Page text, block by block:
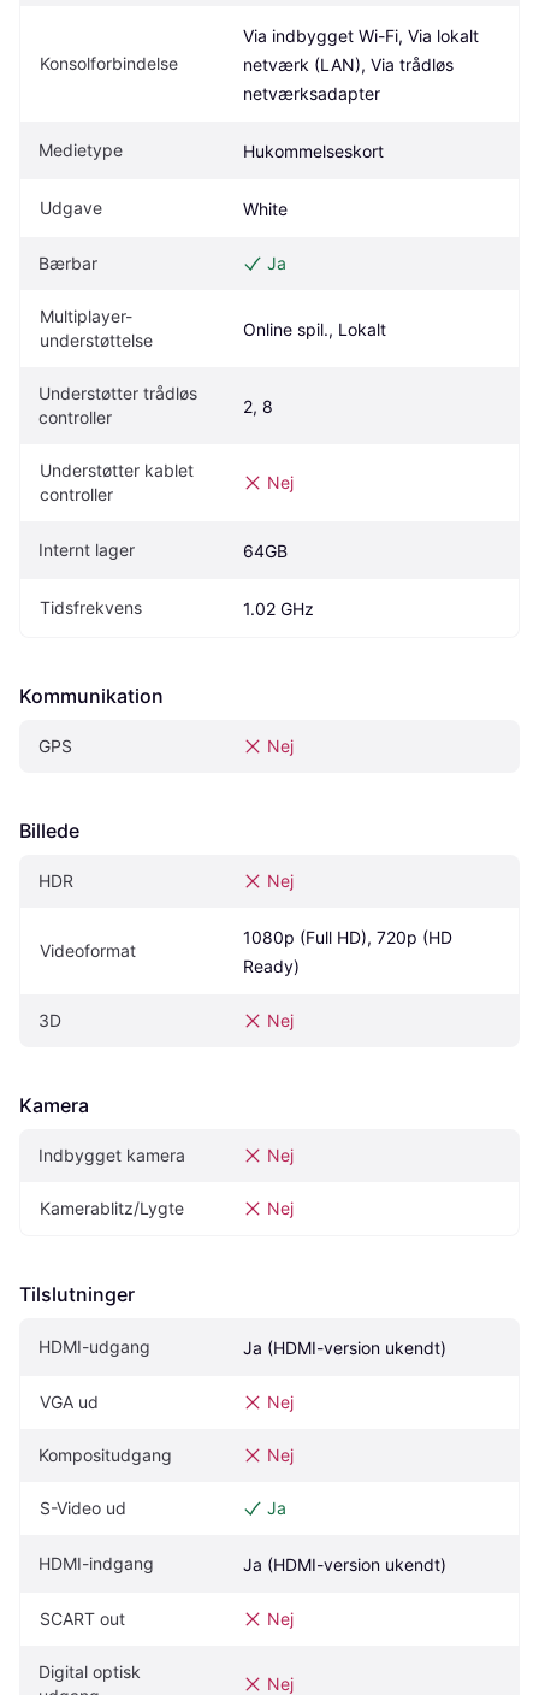
Konsolforbindelse
Via indbygget Wi-Fi, Via lokalt
netværk (LAN), Via trådløs
netværksadapter
Medietype Hukommelseskort
Udgave White
Bærbar Ja
Multiplayer-
understøttelse
Online spil., Lokalt
Understøtter trådløs
controller
2, 8
Understøtter kablet
controller
Nej
Internt lager 64GB
Tidsfrekvens 1.02 GHz
Kommunikation
GPS Nej
Billede
HDR Nej
Videoformat
1080p (Full HD), 720p (HD
Ready)
3D Nej
Kamera
Indbygget kamera Nej
Kamerablitz/Lygte Nej
Tilslutninger
HDMI-udgang Ja (HDMI-version ukendt)
VGA ud Nej
Kompositudgang Nej
S-Video ud Ja
HDMI-indgang Ja (HDMI-version ukendt)
SCART out Nej
Digital optisk
Nej